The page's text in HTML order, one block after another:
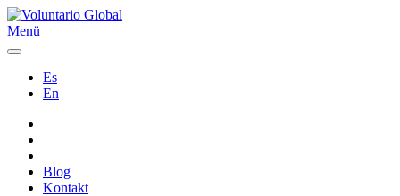
Menü
Es
En
Blog
Kontakt